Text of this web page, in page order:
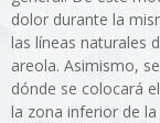
dolor durante la
las líneas naturales
areola. Asimismo,
dónde se colocará
la zona inferior de